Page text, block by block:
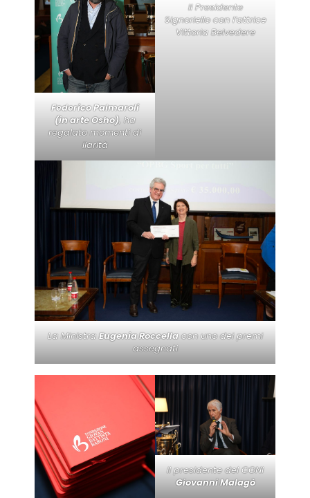
Federico Palmaroli
(in arte Osho), ha
regalato momenti di
ilarità
Il Presidente
Signoriello con l’attrice
Vittoria Belvedere
La MinistraEugenia Roccellacon uno dei premi
assegnati
il presidente del CONI
Giovanni Malagò